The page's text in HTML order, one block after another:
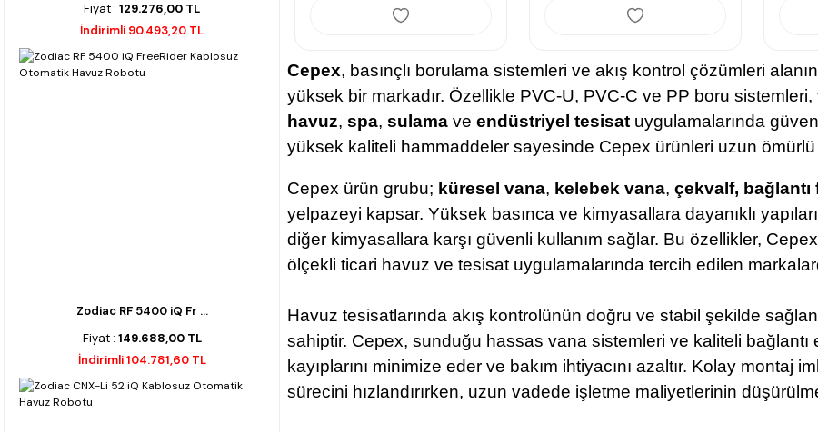
Fiyat : 129.276,00 TL
İndirimli 90.493,20 TL
Zodiac RF 5400 iQ Fr ...
Fiyat : 149.688,00 TL
İndirimli 104.781,60 TL
Cepex, basınçlı borulama sistemleri ve akış kontrol çözümleri
yüksek bir markadır. Özellikle PVC-U, PVC-C ve PP boru
havuz, spa, sulama ve endüstriyel tesisat uygulamalarında
yüksek kaliteli hammaddeler sayesinde Cepex ürünleri uzun ömürlü
Cepex ürün grubu; küresel vana, kelebek vana, çekvalf,
yelpazeyi kapsar. Yüksek basınca ve kimyasallara dayanıklı
diğer kimyasallara karşı güvenli kullanım sağlar. Bu özellikler,
ölçekli ticari havuz ve tesisat uygulamalarında tercih edilen
Havuz tesisatlarında akış kontrolünün doğru ve stabil şekilde
sahiptir. Cepex, sunduğu hassas vana sistemleri ve kaliteli bağlantı
kayıplarını minimize eder ve bakım ihtiyacını azaltır. Kolay montaj
sürecini hızlandırırken, uzun vadede işletme maliyetlerinin